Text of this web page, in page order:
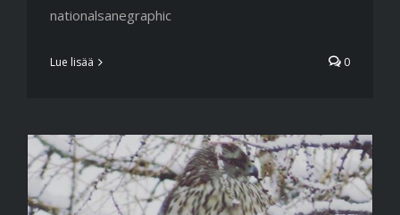
nationalsanegraphic
Lue lisää 0